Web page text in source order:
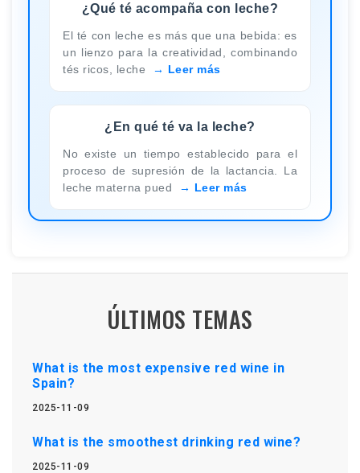
¿Qué té acompaña con leche?
El té con leche es más que una bebida: es
un lienzo para la creatividad, combinando
tés ricos, leche
Leer más
¿En qué té va la leche?
No existe un tiempo establecido para el
proceso de supresión de la lactancia. La
leche materna pued
Leer más
ÚLTIMOS TEMAS
What is the most expensive red wine in
Spain?
2025-11-09
What is the smoothest drinking red wine?
2025-11-09